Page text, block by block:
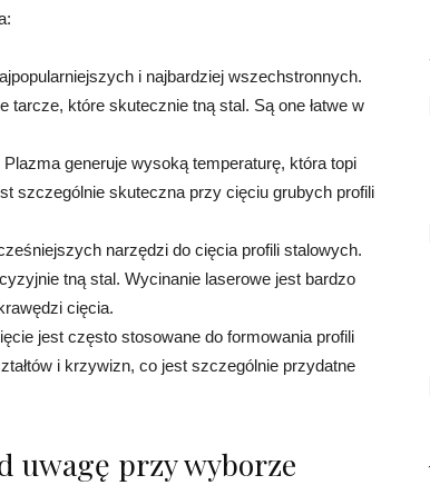
i najbardziej wszechstronnych.
tarcze, które skutecznie tną stal. Są one łatwe w
generuje wysoką temperaturę, która topi
szczególnie skuteczna przy cięciu grubych profili
narzędzi do cięcia profili stalowych.
tną stal. Wycinanie laserowe jest bardzo
cięcia.
jest często stosowane do formowania profili
i krzywizn, co jest szczególnie przydatne
uwagę przy wyborze